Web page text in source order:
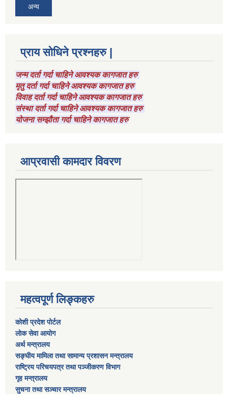
अन्य
प्राय सोधिने प्रश्नहरु |
जन्म दर्ता गर्दा चाहिने आवश्यक कागजात हरु
मृतु दर्ता गर्दा चाहिने आवश्यक कागजात हरु
विवाह दर्ता गर्दा चाहिने आवश्यक कागजात हरु
संस्था दर्ता गर्दा चाहिने आवश्यक कागजात हरु
योजना सम्झौता गर्दा चाहिने कागजात हरु
आप्रवासी कामदार विवरण
महत्वपूर्ण लिङ्कहरु
कोशी प्रदेश पोर्टल
लाेक सेवा आयाेग
अर्थ मन्त्रालय
सङ्घीय मामिला तथा सामान्य प्रशासन मन्त्रालय
राष्‍ट्रिय परिचयपत्र तथा पञ्‍जीकरण विभाग
गृह मन्त्रालय
सुचना तथा सञ्चार मन्त्रालय